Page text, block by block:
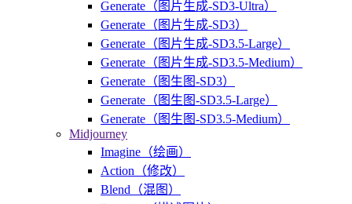
Generate（图片生成-SD3-Ultra）
Generate（图片生成-SD3）
Generate（图片生成-SD3.5-Large）
Generate（图片生成-SD3.5-Medium）
Generate（图生图-SD3）
Generate（图生图-SD3.5-Large）
Generate（图生图-SD3.5-Medium）
Midjourney
Imagine（绘画）
Action（修改）
Blend（混图）